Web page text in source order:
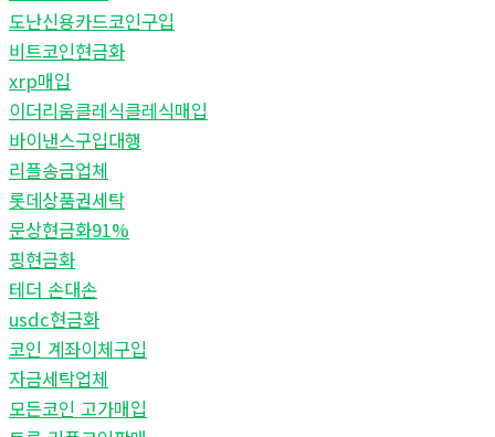
도난신용카드코인구입
비트코인현금화
xrp매입
이더리움클레식클레식매입
바이낸스구입대행
리플송금업체
롯데상품권세탁
문상현금화91%
핑현금화
테더 손대손
usdc현금화
코인 계좌이체구입
자금세탁업체
모든코인 고가매입